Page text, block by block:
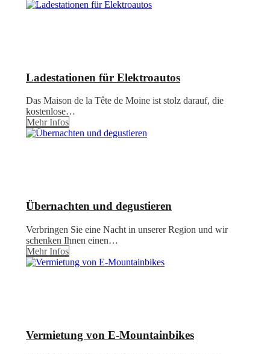
Ladestationen für Elektroautos
Das Maison de la Tête de Moine ist stolz darauf, die
kostenlose…
Mehr Infos
Übernachten und degustieren
Verbringen Sie eine Nacht in unserer Region und wir
schenken Ihnen einen…
Mehr Infos
Vermietung von E-Mountainbikes